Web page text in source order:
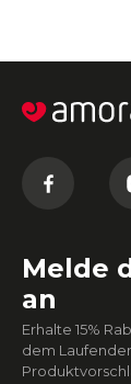
Melde
an
Erhalte 15%
dem